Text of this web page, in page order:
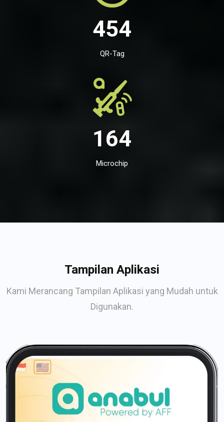
454
QR-Tag
164
Microchip
Tampilan Aplikasi
Kami Merancang Tampilan Aplikasi yang Mudah untuk
Digunakan.